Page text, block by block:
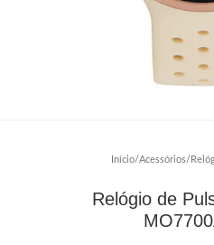
Início/Acessórios/
Relógio de